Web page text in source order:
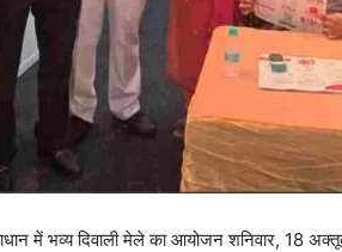
में भव्य दिवाली मेले का आयोजन शनिवार, 18